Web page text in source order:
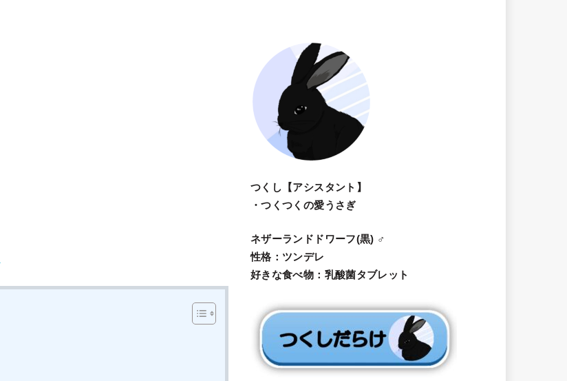
つくし【アシスタント】
・つくつくの愛うさぎ
ネザーランドドワーフ(黒) ♂
性格：ツンデレ
好きな食べ物：乳酸菌タブレット